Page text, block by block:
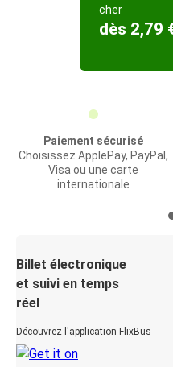
cher
dès 2,79
Paiement sécurisé
Choisissez ApplePay, PayPal,
Visa ou une carte
internationale
Billet électronique
et suivi en temps
réel
Découvrez l'application FlixBus